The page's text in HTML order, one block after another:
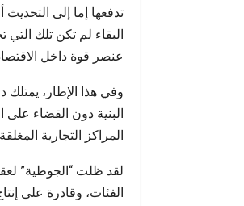
تدفعها إما إلى
البقاء لم تكن تلك
عنصر قوة داخل
وفي هذا الإطار،
البنية دون القضاء
المراكز التجارية
لقد ظلت “الجوطية”
الفئات، وقادرة على